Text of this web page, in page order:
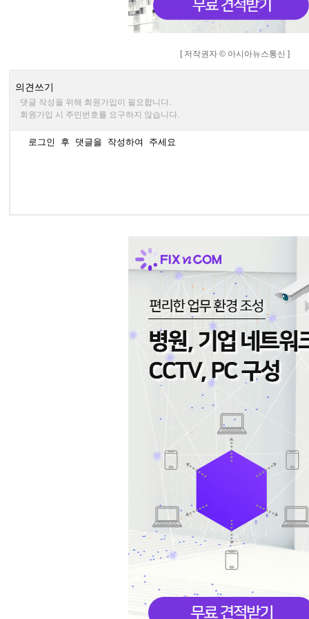
[ 저작권자 © 아시아뉴스통신 ]
의견쓰기
댓글 작성을 위해 회원가입이 필요합니다.
회원가입 시 주민번호를 요구하지 않습니다.